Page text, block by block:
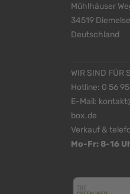
Mühlhäuser
34519
Deutschland
WIR SIND FÜR
Hotline: 0 56
E-Mail:
box.de
Verkauf &
Mo-Fr: 8-16